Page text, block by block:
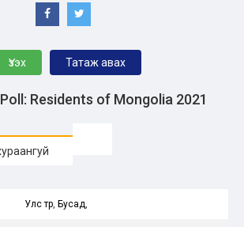
Үзэх Татаж авах
Residents of Mongolia 2021
Улс төр Бусад